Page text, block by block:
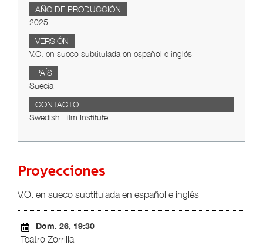
AÑO DE PRODUCCIÓN
2025
VERSIÓN
V.O. en sueco subtitulada en español e inglés
PAÍS
Suecia
CONTACTO
Swedish Film Institute
Proyecciones
V.O. en sueco subtitulada en español e inglés
Dom. 26, 19:30
Teatro Zorrilla